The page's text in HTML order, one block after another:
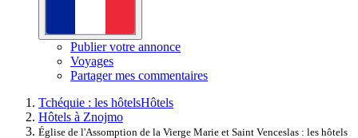
Publier votre annonce
Voyages
Partager mes commentaires
Tchéquie : les hôtelsHôtels
Hôtels à Znojmo
Église de l'Assomption de la Vierge Marie et Saint Venceslas : les hôtels